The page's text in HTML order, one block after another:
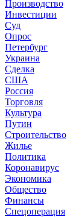
Производство
Инвестиции
Суд
Опрос
Петербург
Украина
Сделка
США
Россия
Торговля
Культура
Путин
Строительство
Жилье
Политика
Коронавирус
Экономика
Общество
Финансы
Спецоперация